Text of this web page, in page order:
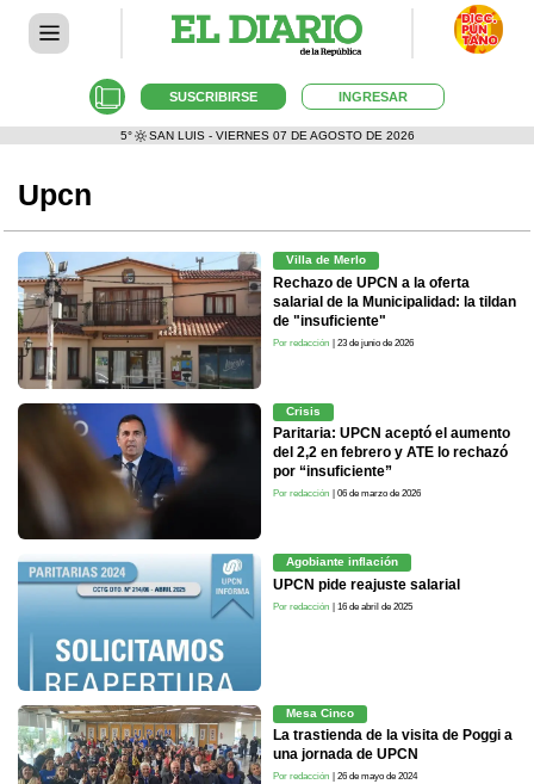
SUSCRIBIRSE INGRESAR
5° SAN LUIS - VIERNES 07 DE AGOSTO DE 2026
Upcn
Villa de Merlo
Rechazo de UPCN a la oferta
salarial de la Municipalidad: la tildan
de "insuficiente"
Por redacción | 23 de junio de 2026
Crisis
Paritaria: UPCN aceptó el aumento
del 2,2 en febrero y ATE lo rechazó
por “insuficiente”
Por redacción | 06 de marzo de 2026
Agobiante inflación
UPCN pide reajuste salarial
Por redacción | 16 de abril de 2025
Mesa Cinco
La trastienda de la visita de Poggi a
una jornada de UPCN
Por redacción | 26 de mayo de 2024